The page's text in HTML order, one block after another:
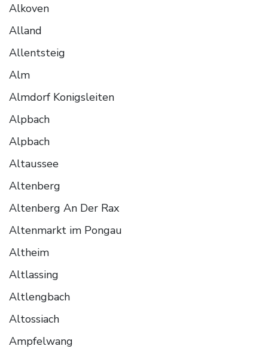
Alkoven
Alland
Allentsteig
Alm
Almdorf Konigsleiten
Alpbach
Alpbach
Altaussee
Altenberg
Altenberg An Der Rax
Altenmarkt im Pongau
Altheim
Altlassing
Altlengbach
Altossiach
Ampfelwang